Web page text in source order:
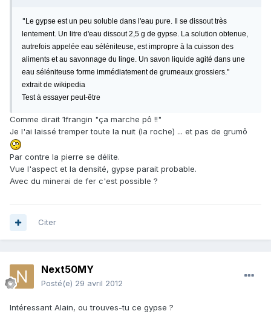
" Le gypse est un peu soluble dans l'eau pure. Il se dissout très
lentement. Un litre d'eau dissout 2,5 g de gypse. La solution obtenue,
autrefois appelée eau séléniteuse, est impropre à la cuisson des
aliments et au savonnage du linge. Un savon liquide agité dans une
eau séléniteuse forme immédiatement de grumeaux grossiers."
extrait de wikipedia
Test à essayer peut-être
Comme dirait 1frangin "ça marche pô !!"
Je l'ai laissé tremper toute la nuit (la roche) ... et pas de grumô
Par contre la pierre se délite.
Vue l'aspect et la densité, gypse parait probable.
Avec du minerai de fer c'est possible ?
Citer
Next50MY
Posté(e) 29 avril 2012
Intéressant Alain, ou trouves-tu ce gypse ?